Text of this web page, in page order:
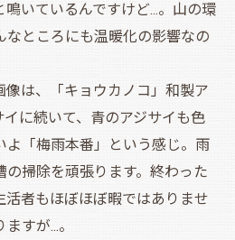
いているんですけど...。山の環
なところにも温暖化の影響なの
は、「キョウカノコ」和製ア
に続いて、青のアジサイも色
よ「梅雨本番」という感じ。雨
の掃除を頑張ります。終わった
活者もほぼほぼ暇ではありませ
すが...。